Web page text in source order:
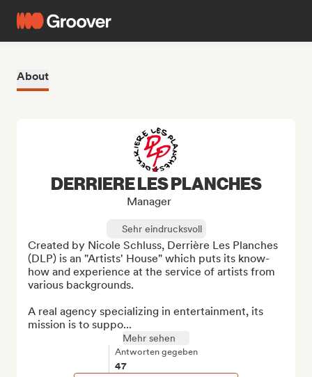
About
DERRIERE LES PLANCHES
Manager
Sehr eindrucksvoll
Created by Nicole Schluss, Derrière Les Planches
(DLP) is an "Artists' House" which puts its know-
how and experience at the service of artists from
various backgrounds.
A real agency specializing in entertainment, its
mission is to suppo...
Mehr sehen
Antworten gegeben
47